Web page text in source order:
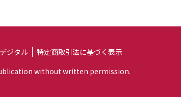
ジタル
特定商取引法に基づく表示
without written permission.